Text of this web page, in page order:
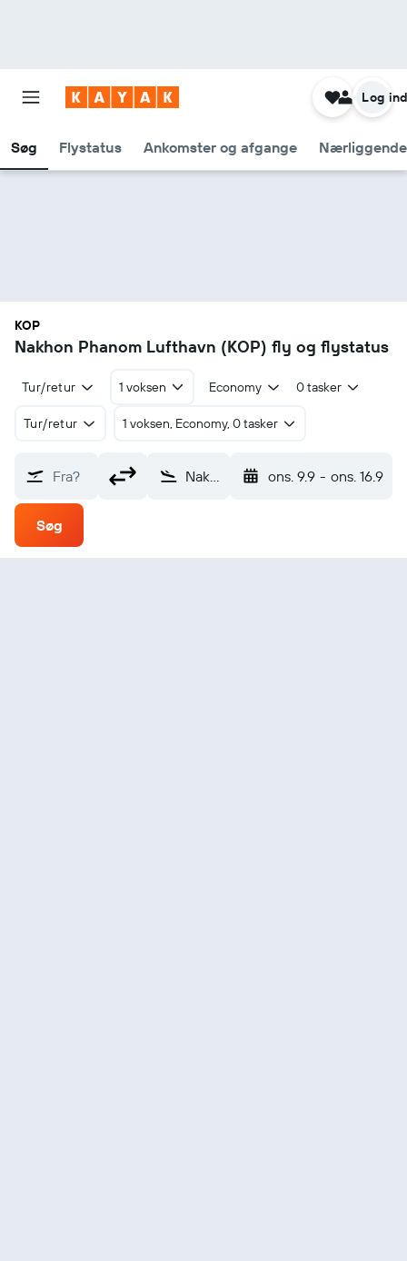
Søg Flystatus Ankomster og afgange
Log
KOP
Nakhon Phanom Lufthavn (KOP) fly og flystatus
Tur/retur 1 voksen Economy 0 tasker
Tur/retur 1 voksen, Economy, 0 tasker
Fra? Nakhon Phanom (KOP) ons. 9.9 - ons. 16.9
Søg